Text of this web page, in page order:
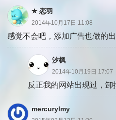
恋羽
2014年10月17日 11:08
感觉不会吧，添加广告也做的
汐枫
2014年10月19日 17:07
反正我的网站出现过，卸
mercurylmy